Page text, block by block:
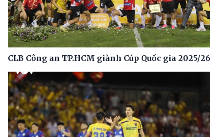
CLB Công an TP.HCM giành Cúp Quốc gia 2025/26